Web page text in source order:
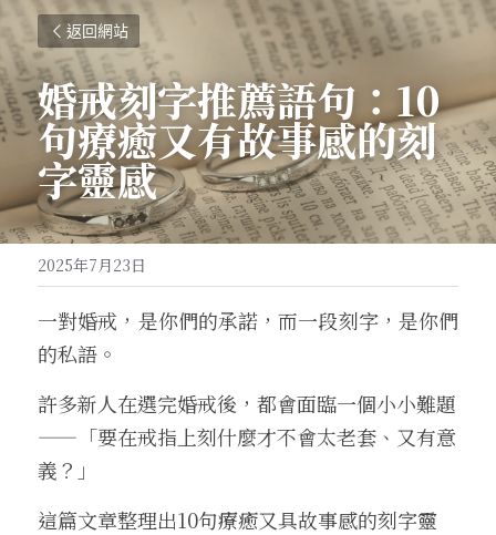
返回網站
婚戒刻字推薦語句：10
句療癒又有故事感的刻
字靈感
2025年7月23日
一對婚戒，是你們的承諾，而一段刻字，是你們
的私語。
許多新人在選完婚戒後，都會面臨一個小小難題
——「要在戒指上刻什麼才不會太老套、又有意
義？」
這篇文章整理出10句療癒又具故事感的刻字靈